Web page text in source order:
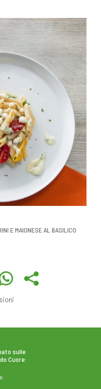
E MAIONESE AL BASILICO
sulle
Cuore: